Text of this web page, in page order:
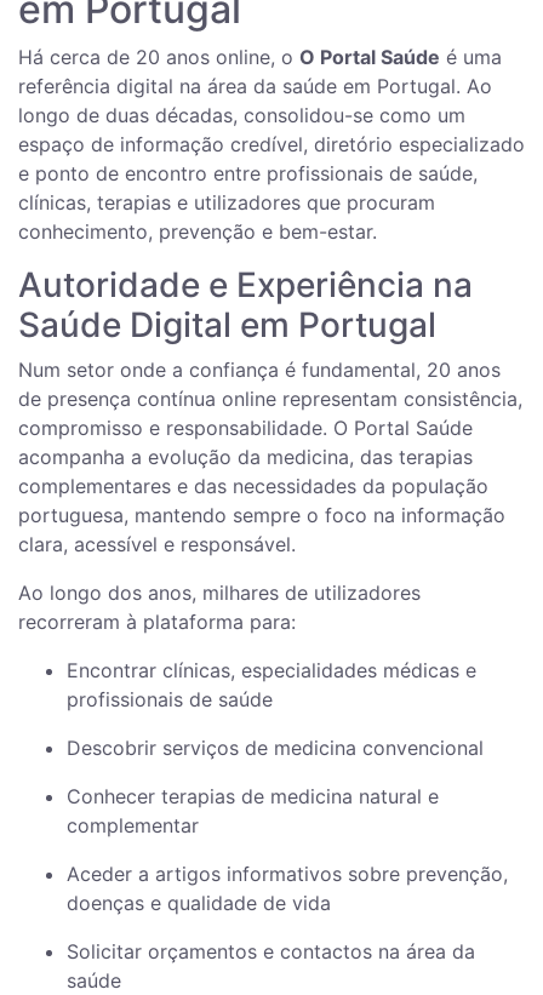
em Portugal
Há cerca de 20 anos online, o O Portal Saúde é uma
referência digital na área da saúde em Portugal. Ao
longo de duas décadas, consolidou-se como um
espaço de informação credível, diretório especializado
e ponto de encontro entre profissionais de saúde,
clínicas, terapias e utilizadores que procuram
conhecimento, prevenção e bem-estar.
Autoridade e Experiência na
Saúde Digital em Portugal
Num setor onde a confiança é fundamental, 20 anos
de presença contínua online representam consistência,
compromisso e responsabilidade. O Portal Saúde
acompanha a evolução da medicina, das terapias
complementares e das necessidades da população
portuguesa, mantendo sempre o foco na informação
clara, acessível e responsável.
Ao longo dos anos, milhares de utilizadores
recorreram à plataforma para:
Encontrar clínicas, especialidades médicas e
profissionais de saúde
Descobrir serviços de medicina convencional
Conhecer terapias de medicina natural e
complementar
Aceder a artigos informativos sobre prevenção,
doenças e qualidade de vida
Solicitar orçamentos e contactos na área da
saúde